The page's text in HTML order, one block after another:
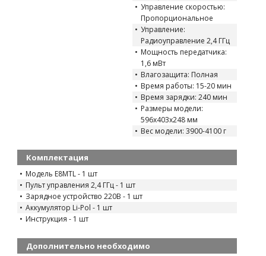
Управление скоростью:
Пропорциональное
Управление:
Радиоуправление 2,4 ГГц
Мощность передатчика:
1,6 мВт
Влагозащита: Полная
Время работы: 15-20 мин
Время зарядки: 240 мин
Размеры модели:
596x403x248 мм
Вес модели: 3900-4100 г
Комплектация
Модель E8MTL - 1 шт
Пульт управления 2,4 ГГц - 1 шт
Зарядное устройство 220В - 1 шт
Аккумулятор Li-Pol - 1 шт
Инструкция - 1 шт
Дополнительно необходимо